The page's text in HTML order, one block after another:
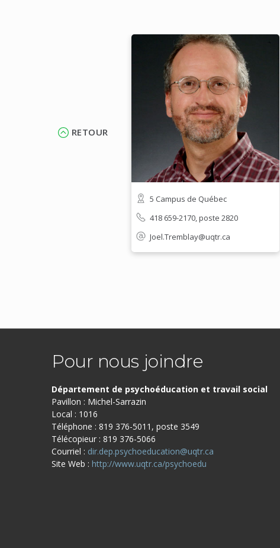
RETOUR
5 Campus de Québec
418 659-2170, poste 2820
Joel.Tremblay@uqtr.ca
Pour nous joindre
Département de psychoéducation et travail social
Pavillon : Michel-Sarrazin
Local : 1016
Téléphone : 819 376-5011, poste 3549
Télécopieur : 819 376-5066
Courriel : dir.dep.psychoeducation@uqtr.ca
Site Web : http://www.uqtr.ca/psychoedu